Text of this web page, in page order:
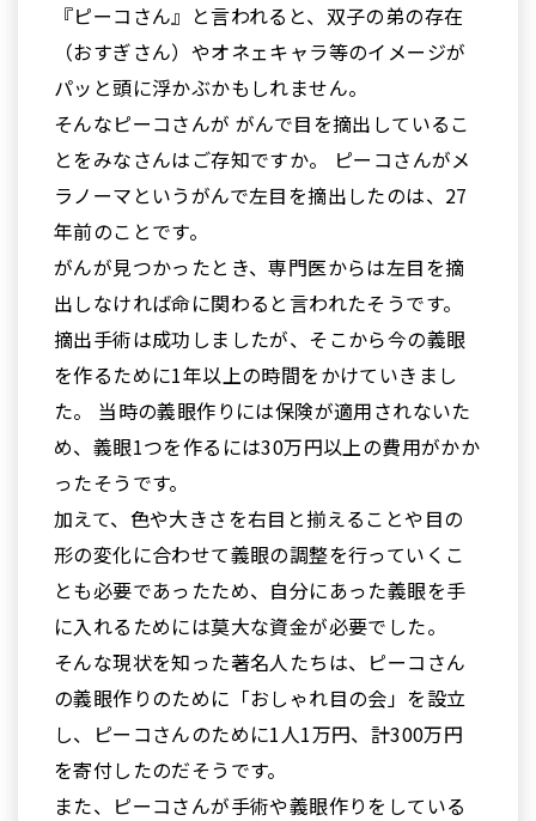
『ピーコさん』と言われると、双子の弟の存在
（おすぎさん）やオネェキャラ等のイメージが
パッと頭に浮かぶかもしれません。
そんなピーコさんが がんで目を摘出しているこ
とをみなさんはご存知ですか。 ピーコさんがメ
ラノーマというがんで左目を摘出したのは、27
年前のことです。
がんが見つかったとき、専門医からは左目を摘
出しなければ命に関わると言われたそうです。
摘出手術は成功しましたが、そこから今の義眼
を作るために1年以上の時間をかけていきまし
た。 当時の義眼作りには保険が適用されないた
め、義眼1つを作るには30万円以上の費用がかか
ったそうです。
加えて、色や大きさを右目と揃えることや目の
形の変化に合わせて義眼の調整を行っていくこ
とも必要であったため、自分にあった義眼を手
に入れるためには莫大な資金が必要でした。
そんな現状を知った著名人たちは、ピーコさん
の義眼作りのために「おしゃれ目の会」を設立
し、ピーコさんのために1人1万円、計300万円
を寄付したのだそうです。
また、ピーコさんが手術や義眼作りをしている